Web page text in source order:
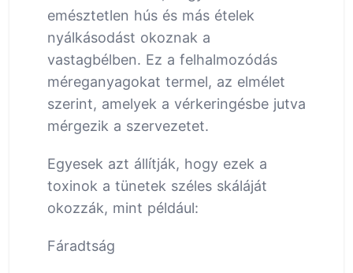
emésztetlen hús és más ételek
nyálkásodást okoznak a
vastagbélben. Ez a felhalmozódás
méreganyagokat termel, az elmélet
szerint, amelyek a vérkeringésbe jutva
mérgezik a szervezetet.
Egyesek azt állítják, hogy ezek a
toxinok a tünetek széles skáláját
okozzák, mint például:
Fáradtság